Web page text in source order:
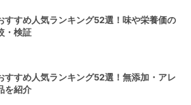
すすめ人気ランキング52選！味や栄養価の
・検証
すすめ人気ランキング52選！無添加・アレ
を紹介